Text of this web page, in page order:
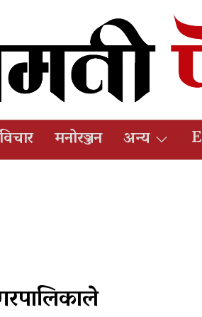
विचार मनोरञ्जन अन्य